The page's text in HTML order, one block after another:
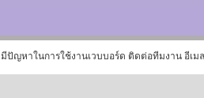
มีปัญหาในการใช้งานเวบบอร์ด ติดต่อทีมงาน อีเม